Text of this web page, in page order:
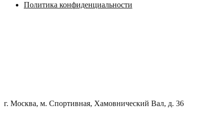
Политика конфиденциальности
г. Москва, м. Спортивная, Хамовнический Вал, д. 36